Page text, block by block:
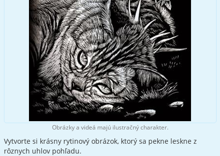
Obrázky a videá majú ilustračný charakter.
Vytvorte si krásny rytinový obrázok, ktorý sa pekne leskne z
rôznych uhlov pohľadu.